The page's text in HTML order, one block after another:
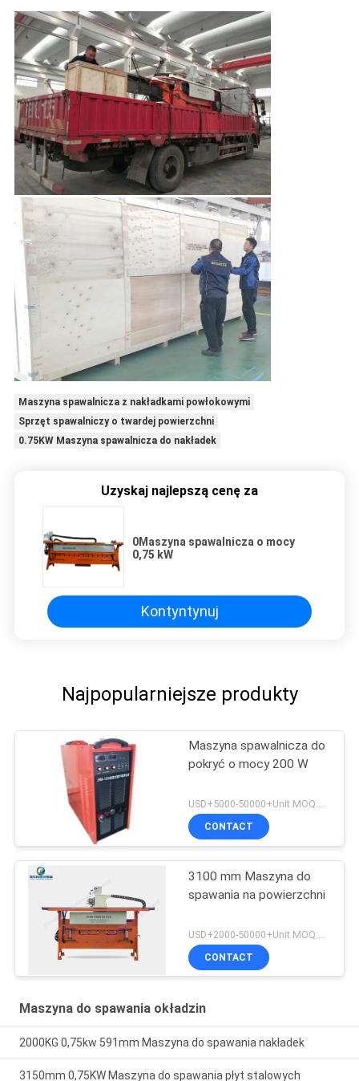
Maszyna spawalnicza z nakładkami powłokowymi
Sprzęt spawalniczy o twardej powierzchni
0.75KW Maszyna spawalnicza do nakładek
Uzyskaj najlepszą cenę za
0Maszyna spawalnicza o mocy
0,75 kW
Kontyntynuj
Najpopularniejsze produkty
Maszyna spawalnicza do
pokryć o mocy 200 W
USD+5000-50000+Unit MOQ:1 JEDNOSTKA
CONTACT
3100 mm Maszyna do
spawania na powierzchni
USD+2000-50000+Unit MOQ:1 JEDNOSTKA
CONTACT
Maszyna do spawania okładzin
2000KG 0,75kw 591mm Maszyna do spawania nakładek
3150mm 0,75KW Maszyna do spawania płyt stalowych